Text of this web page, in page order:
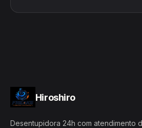
Hiroshiro
Desentupidora 24h com atendimento